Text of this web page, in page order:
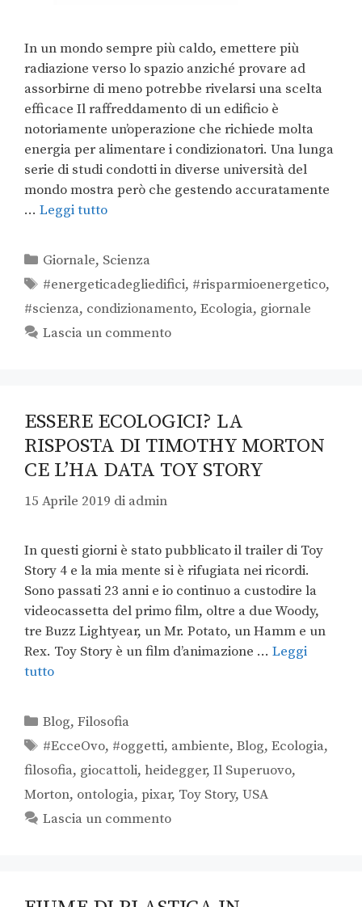
In un mondo sempre più caldo, emettere più
radiazione verso lo spazio anziché provare ad
assorbirne di meno potrebbe rivelarsi una scelta
efficace Il raffreddamento di un edificio è
notoriamente un’operazione che richiede molta
energia per alimentare i condizionatori. Una lunga
serie di studi condotti in diverse università del
mondo mostra però che gestendo accuratamente
… Leggi tutto
Giornale, Scienza
#energeticadegliedifici, #risparmioenergetico,
#scienza, condizionamento, Ecologia, giornale
Lascia un commento
ESSERE ECOLOGICI? LA
RISPOSTA DI TIMOTHY MORTON
CE L’HA DATA TOY STORY
15 Aprile 2019 di admin
In questi giorni è stato pubblicato il trailer di Toy
Story 4 e la mia mente si è rifugiata nei ricordi.
Sono passati 23 anni e io continuo a custodire la
videocassetta del primo film, oltre a due Woody,
tre Buzz Lightyear, un Mr. Potato, un Hamm e un
Rex. Toy Story è un film d’animazione … Leggi
tutto
Blog,Filosofia
#EcceOvo, #oggetti, ambiente,Blog,Ecologia,
filosofia, giocattoli, heidegger, Il Superuovo,
Morton, ontologia, pixar, Toy Story, USA
Lascia un commento